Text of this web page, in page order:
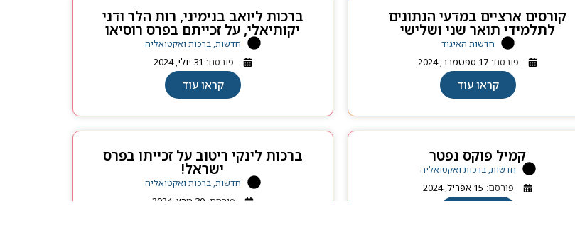
קורסים ארציים במדעי הנתונים
לתלמידי תואר שני ושלישי
חדשות האיגוד
פורסם: 17 ספטמבר, 2024
קראו עוד
ברכות ליואב בנימיני, רות הלר ודני
יקותיאלי, על זכייתם בפרס רוסיאו
חדשות, ברכות ואקטואליה
פורסם: 31 יולי, 2024
קראו עוד
קמיל פוקס נפטר
חדשות, ברכות ואקטואליה
פורסם: 15 אפריל, 2024
ברכות לינקי ריטוב על זכייתו בפרס
ישראל!
חדשות, ברכות ואקטואליה
פורסם: 30 מרץ, 2024